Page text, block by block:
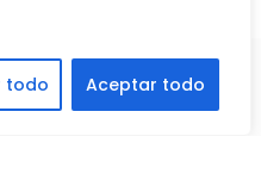
todo Aceptar todo
|Privacidad|Legal|